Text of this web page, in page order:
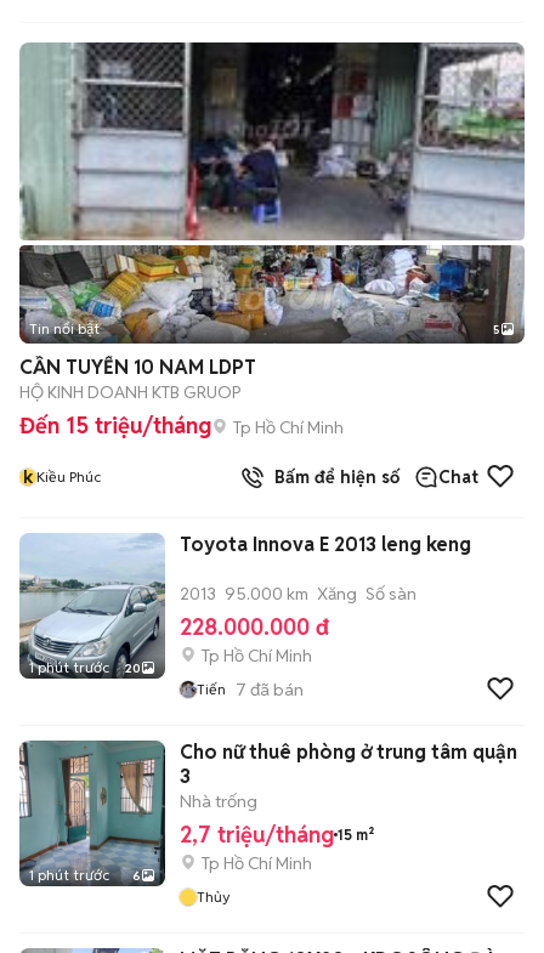
Tin nổi bật 5
CẦN TUYỂN 10 NAM LDPT
HỘ KINH DOANH KTB GRUOP
Đến 15 triệu/tháng Tp Hồ Chí Minh
k Kiều Phúc Bấm để hiện số Chat
1 phút trước 20
Toyota Innova E 2013 leng keng
2013 95.000 km Xăng Số sàn
228.000.000 đ
Tp Hồ Chí Minh
Tiến 7 đã bán
1 phút trước 6
Cho nữ thuê phòng ở trung tâm quận
3
Nhà trống
2,7 triệu/tháng 15 m²
Tp Hồ Chí Minh
Thủy